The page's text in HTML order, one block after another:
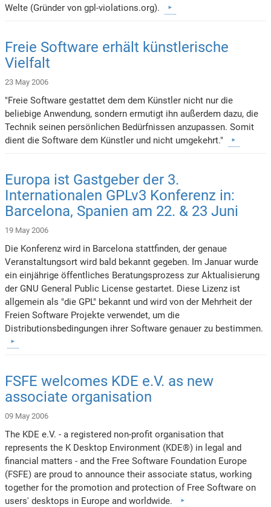
Welte (Gründer von gpl-violations.org).
Freie Software erhält künstlerische
Vielfalt
23 May 2006
"Freie Software gestattet dem dem Künstler nicht nur die
beliebige Anwendung, sondern ermutigt ihn außerdem dazu, die
Technik seinen persönlichen Bedürfnissen anzupassen. Somit
dient die Software dem Künstler und nicht umgekehrt."
Europa ist Gastgeber der 3.
Internationalen GPLv3 Konferenz in:
Barcelona, Spanien am 22. & 23 Juni
19 May 2006
Die Konferenz wird in Barcelona stattfinden, der genaue
Veranstaltungsort wird bald bekannt gegeben. Im Januar wurde
ein einjährige öffentliches Beratungsprozess zur Aktualisierung
der GNU General Public License gestartet. Diese Lizenz ist
allgemein als "die GPL" bekannt und wird von der Mehrheit der
Freien Software Projekte verwendet, um die
Distributionsbedingungen ihrer Software genauer zu bestimmen.
FSFE welcomes KDE e.V. as new
associate organisation
09 May 2006
The KDE e.V. - a registered non-profit organisation that
represents the K Desktop Environment (KDE®) in legal and
financial matters - and the Free Software Foundation Europe
(FSFE) are proud to announce their associate status, working
together for the promotion and protection of Free Software on
users' desktops in Europe and worldwide.